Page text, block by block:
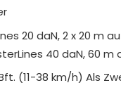
20 daN, 2 x 20 m
40 daN, 60 m
(11-38 km/h) Als